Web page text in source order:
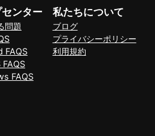
ンター
問題
FAQS
FAQS
FAQS
私たちについて
ブログ
プライバシーポリシー
利用規約